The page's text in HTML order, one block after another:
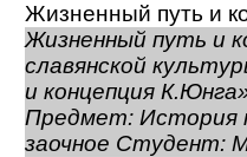
Жизненный путь и
Жизненный путь и
славянской
и концепция
Предмет: История
заочное Студент: